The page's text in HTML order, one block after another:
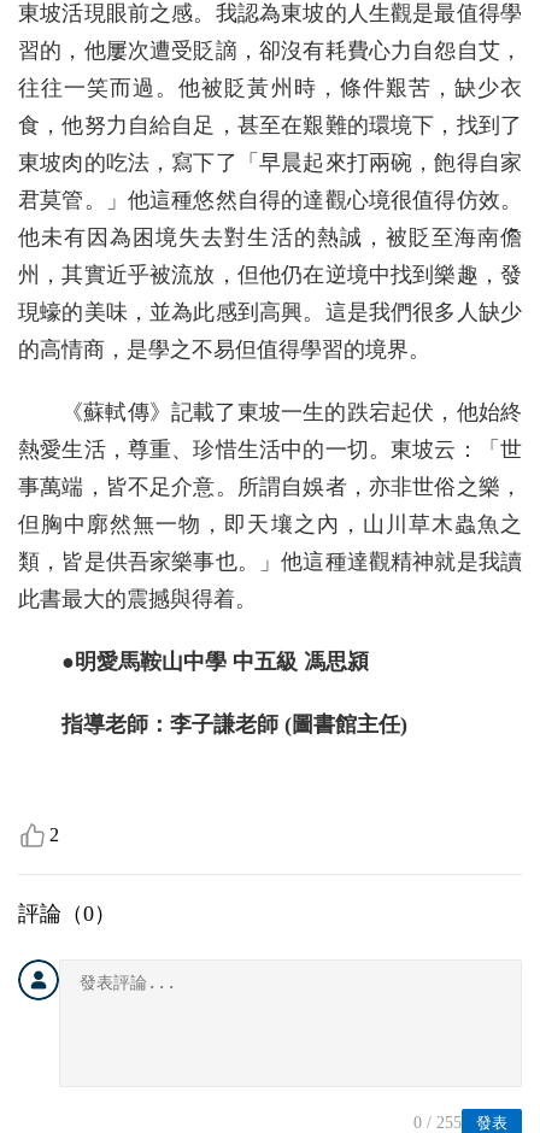
東坡活現眼前之感。我認為東坡的人生觀是最值得學
習的，他屢次遭受貶謫，卻沒有耗費心力自怨自艾，
往往一笑而過。他被貶黃州時，條件艱苦，缺少衣
食，他努力自給自足，甚至在艱難的環境下，找到了
東坡肉的吃法，寫下了「早晨起來打兩碗，飽得自家
君莫管。」他這種悠然自得的達觀心境很值得仿效。
他未有因為困境失去對生活的熱誠，被貶至海南儋
州，其實近乎被流放，但他仍在逆境中找到樂趣，發
現蠔的美味，並為此感到高興。這是我們很多人缺少
的高情商，是學之不易但值得學習的境界。
《蘇軾傳》記載了東坡一生的跌宕起伏，他始終
熱愛生活，尊重、珍惜生活中的一切。東坡云：「世
事萬端，皆不足介意。所謂自娛者，亦非世俗之樂，
但胸中廓然無一物，即天壤之內，山川草木蟲魚之
類，皆是供吾家樂事也。」他這種達觀精神就是我讀
此書最大的震撼與得着。
●明愛馬鞍山中學 中五級 馮思潁
指導老師：李子謙老師 (圖書館主任)
2
評論（0）
發表
0 / 255